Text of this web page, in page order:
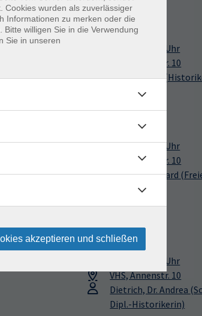
–
guten und
26.11.2026
Uhr
VHS, Annenstr. 10
Piltz, Dr. Eric
19.11.2026
18:00—20:15Uhr
VHS, Annenstr. 10
Bahr, Dr. Eckhard
und
13.01.2027
Uhr
VHS, Annenstr. 10
Dietrich, Dr. Andrea
Dipl.-Historikerin)
Cookies wurden als zuverlässiger
Informationen zu merken oder die
willigen Sie in die Verwendung
Sie in unseren
akzeptieren und schließen